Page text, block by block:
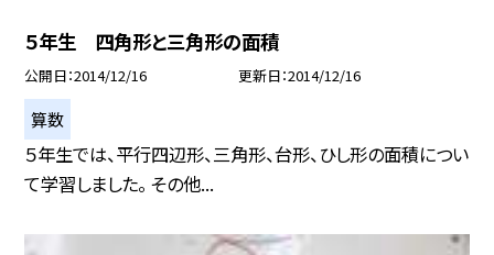
５年生 四角形と三角形の面積
公開日 2014/12/16 更新日 2014/12/16
算数
５年生では、平行四辺形、三角形、台形、ひし形の面積につい
て学習しました。 その他...